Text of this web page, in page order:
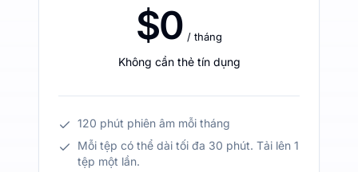
$0 / tháng
Không cần thẻ tín dụng
120 phút phiên âm mỗi tháng
Mỗi tệp có thể dài tối đa 30 phút. Tải lên 1
tệp một lần.